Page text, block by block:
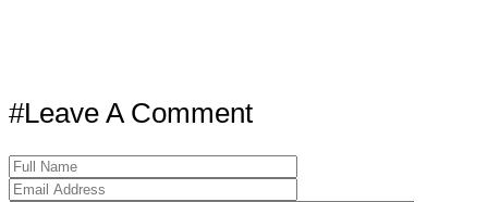
#Leave A Comment